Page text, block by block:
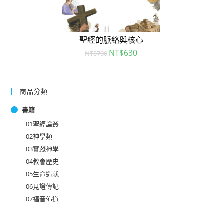
聖經的脈絡與核心
NT$700 NT$630
商品分類
書籍
01聖經論叢
02神學類
03實踐神學
04教會歷史
05生命造就
06見證傳記
07福音佈道